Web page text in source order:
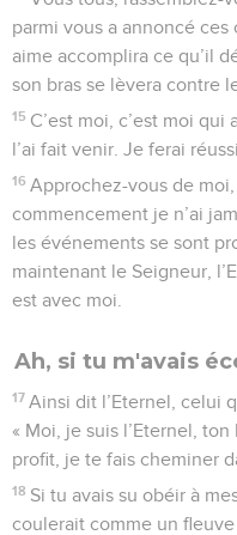
parmi vous a annoncé ces
aime accomplira ce qu’il
son bras se lèvera contre
15 C’est moi, c’est moi
l’ai fait venir. Je ferai
16 Approchez-vous de
commencement je n’ai
les événements se sont
maintenant le Seigneur,
est avec moi.
Ah, si tu m'avais
17 Ainsi dit l’Eternel, celui
« Moi, je suis l’Eternel,
profit, je te fais cheminer
18 Si tu avais su obéir à
coulerait comme un